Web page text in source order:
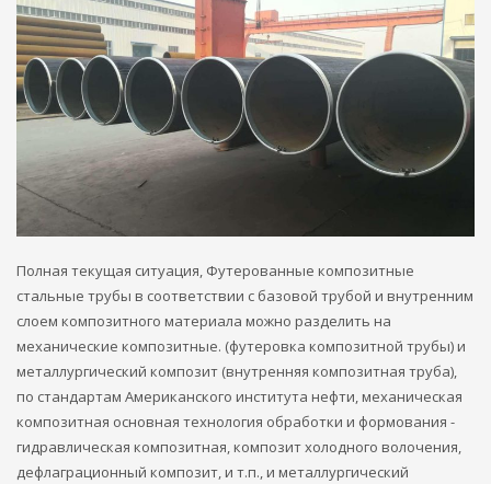
Полная текущая ситуация, Футерованные композитные
стальные трубы в соответствии с базовой трубой и внутренним
слоем композитного материала можно разделить на
механические композитные. (футеровка композитной трубы) и
металлургический композит (внутренняя композитная труба),
по стандартам Американского института нефти, механическая
композитная основная технология обработки и формования -
гидравлическая композитная, композит холодного волочения,
дефлаграционный композит, и т.п., и металлургический